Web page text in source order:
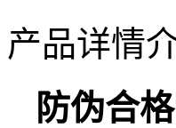
产品详情
防伪合